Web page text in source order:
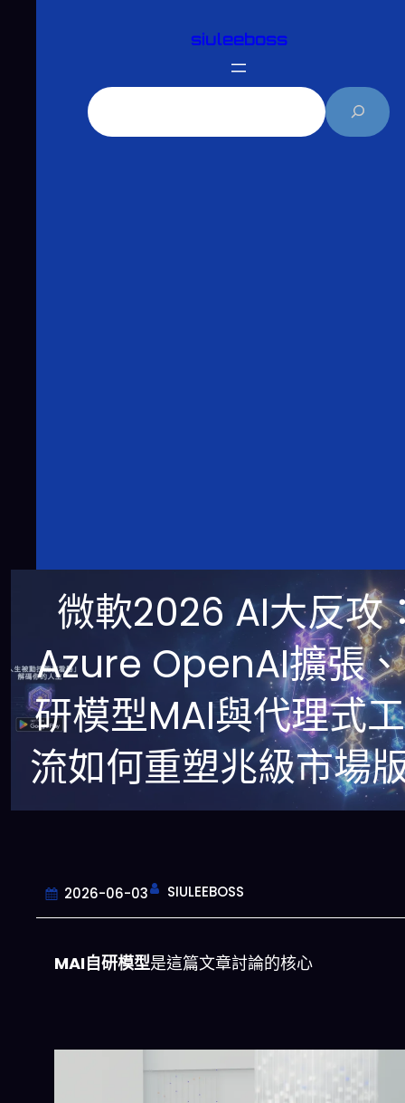
siuleeboss
微軟2026 AI大反攻
Azure OpenAI擴張
研模型MAI與代理式
流如何重塑兆級市場
2026-06-03 SIULEEBOSS
MAI自研模型是這篇文章討論的核心